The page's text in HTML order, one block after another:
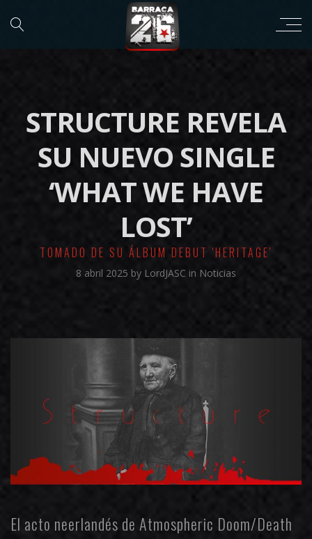
STRUCTURE REVELA
SU NUEVO SINGLE
‘WHAT WE HAVE
LOST’
TOMADO DE SU ÁLBUM DEBUT 'HERITAGE'
8 abril 2025 by LordJASC in Noticias
El acto neerlandés de Atmospheric Doom/Death